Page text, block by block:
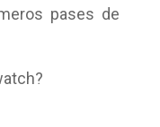
pases de